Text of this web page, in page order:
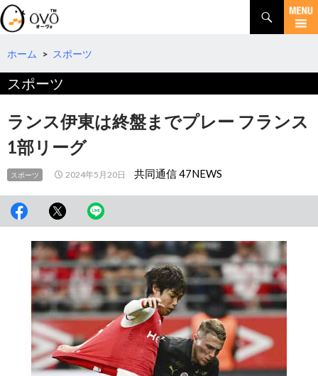
検
索
コ
テ
へ
ホーム > スポーツ
スポーツ
ランス伊東は終盤までプレー フランス
1部リーグ
スポーツ 2024年5月20日 共同通信 47NEWS